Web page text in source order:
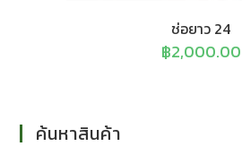
ช่อยาว 24
฿2,000.00
ค้นหาสินค้า